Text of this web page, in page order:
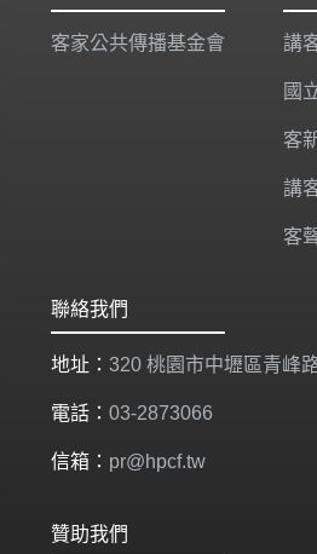
客家公共傳播基金會 講
國
客
講
客
聯絡我們
地址： 320 桃園市中壢區青峰
電話： 03-2873066
信箱： pr@hpcf.tw
贊助我們